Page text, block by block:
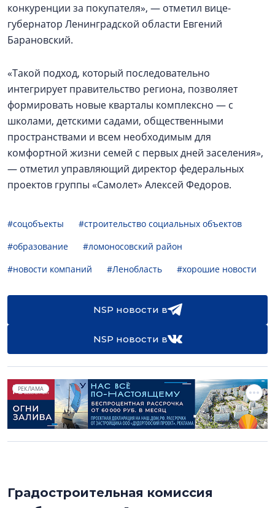
конкуренции за покупателя», — отметил вице-
губернатор Ленинградской области Евгений
Барановский.
«Такой подход, который последовательно
интегрирует правительство региона, позволяет
формировать новые кварталы комплексно — с
школами, детскими садами, общественными
пространствами и всем необходимым для
комфортной жизни семей с первых дней заселения»,
— отметил управляющий директор федеральных
проектов группы «Самолет» Алексей Федоров.
#соцобъекты
#строительство социальных объектов
#образование
#ломоносовский район
#новости компаний
#Ленобласть #хорошие новости
NSP новости в
NSP новости в
РЕКЛАМА
Градостроительная комиссия